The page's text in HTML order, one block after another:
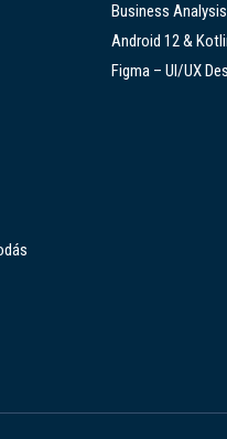
Business Analysis
Android 12 &
Figma – UI/UX